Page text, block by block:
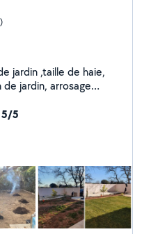
jardin ,taille de haie,
jardin, arrosage
50% déductible de vos impôts.
5/5